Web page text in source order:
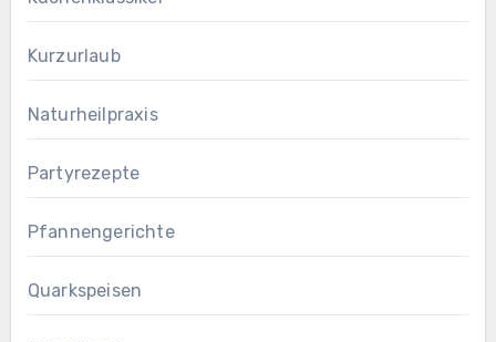
Kurzurlaub
Naturheilpraxis
Partyrezepte
Pfannengerichte
Quarkspeisen